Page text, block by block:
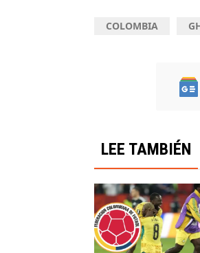
COLOMBIA
LEE TAMBIÉN